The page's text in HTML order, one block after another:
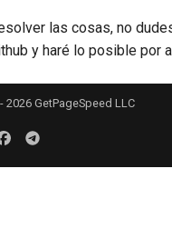
las cosas, no
y haré lo posible por
GetPageSpeed LLC